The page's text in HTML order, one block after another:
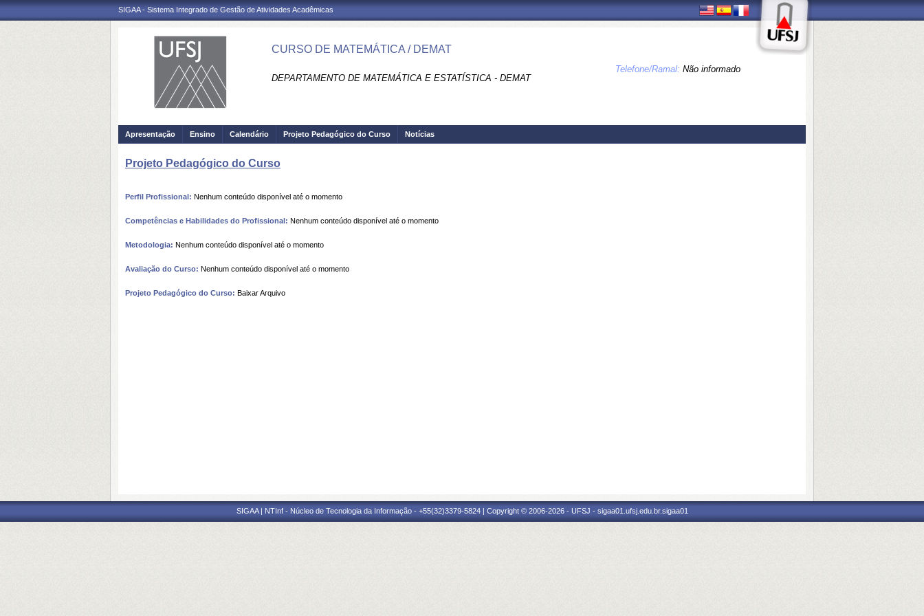
SIGAA - Sistema Integrado de Gestão de Atividades Acadêmicas
CURSO DE MATEMÁTICA / DEMAT
DEPARTAMENTO DE MATEMÁTICA E ESTATÍSTICA - DEMAT
Telefone/Ramal: Não informado
Apresentação Ensino Calendário Projeto Pedagógico do Curso Notícias
Projeto Pedagógico do Curso
Perfil Profissional: Nenhum conteúdo disponível até o momento
Competências e Habilidades do Profissional: Nenhum conteúdo disponível até o momento
Metodologia: Nenhum conteúdo disponível até o momento
Avaliação do Curso: Nenhum conteúdo disponível até o momento
Projeto Pedagógico do Curso: Baixar Arquivo
SIGAA | NTInf - Núcleo de Tecnologia da Informação - +55(32)3379-5824 | Copyright © 2006-2026 - UFSJ - sigaa01.ufsj.edu.br.sigaa01